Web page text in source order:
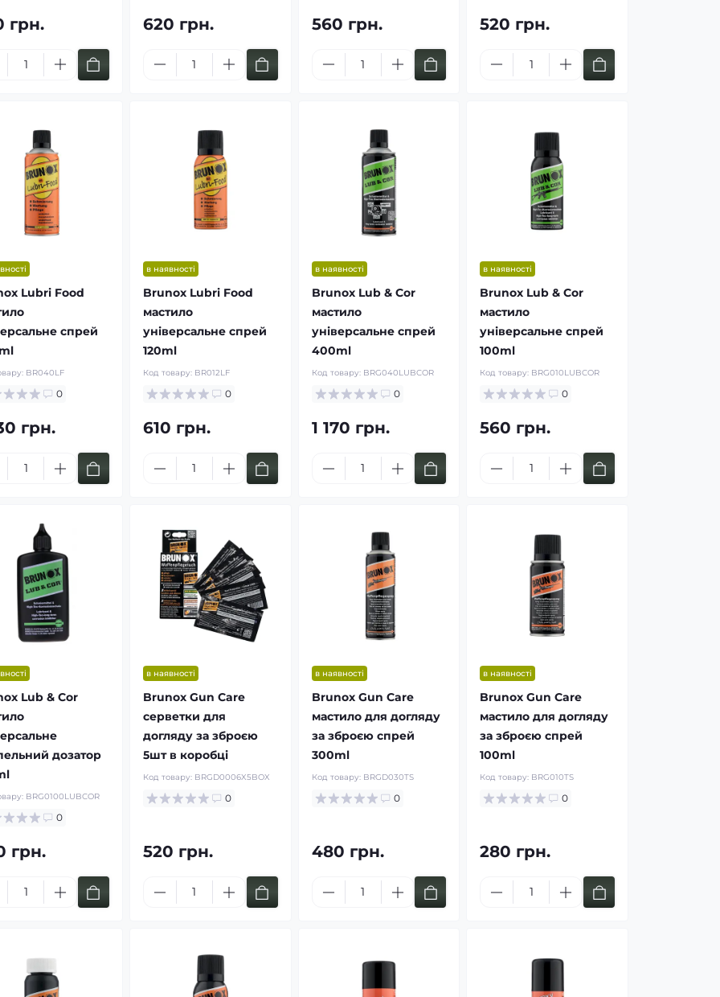
грн. 620 грн. 560 грн. 520 грн.
Lubri Food
спрей
BR040LF
0
грн.
в наявності
Brunox Lubri Food
мастило
універсальне спрей
120ml
Код товару: BR012LF
0
610 грн.
в наявності
Brunox Lub & Cor
мастило
універсальне спрей
400ml
Код товару: BRG040LUBCOR
0
1 170 грн.
в наявності
Brunox Lub & Cor
мастило
універсальне спрей
100ml
Код товару: BRG010LUBCOR
0
560 грн.
Lub & Cor
дозатор
BRG0100LUBCOR
0
грн.
в наявності
Brunox Gun Care
серветки для
догляду за зброєю
5шт в коробці
Код товару: BRGD0006X5BOX
0
520 грн.
в наявності
Brunox Gun Care
мастило для догляду
за зброєю спрей
300ml
Код товару: BRGD030TS
0
480 грн.
в наявності
Brunox Gun Care
мастило для догляду
за зброєю спрей
100ml
Код товару: BRG010TS
0
280 грн.